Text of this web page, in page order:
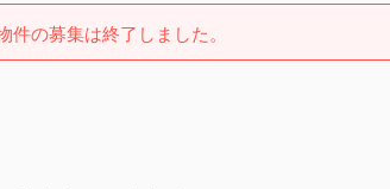
件の募集は終了しました。